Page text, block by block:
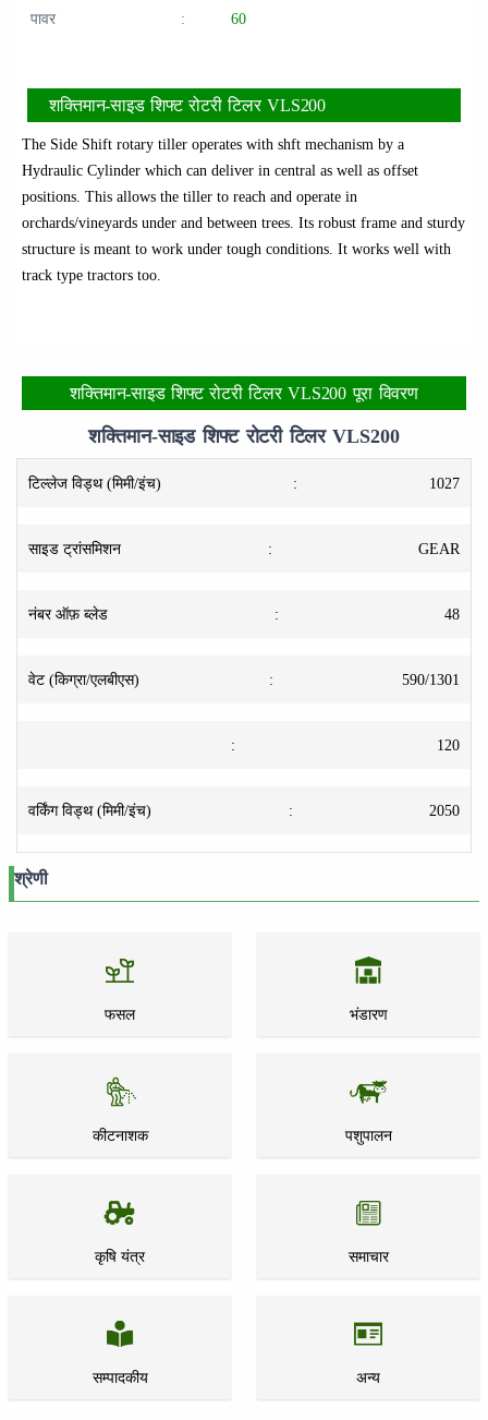
पावर
: 60
शक्तिमान-साइड शिफ्ट रोटरी टिलर VLS200
The Side Shift rotary tiller operates with shft mechanism by a
Hydraulic Cylinder which can deliver in central as well as offset
positions. This allows the tiller to reach and operate in
orchards/vineyards under and between trees. Its robust frame and sturdy
structure is meant to work under tough conditions. It works well with
track type tractors too.
शक्तिमान-साइड शिफ्ट रोटरी टिलर VLS200 पूरा विवरण
शक्तिमान-साइड शिफ्ट रोटरी टिलर VLS200
टिल्लेज विड्थ (मिमी/इंच) : 1027
साइड ट्रांसमिशन : GEAR
नंबर ऑफ़ ब्लेड : 48
वेट (किग्रा/एलबीएस) : 590/1301
: 120
वर्किंग विड्थ (मिमी/इंच) : 2050
श्रेणी
फसल भंडारण
कीटनाशक पशुपालन
कृषि यंत्र समाचार
सम्पादकीय अन्य